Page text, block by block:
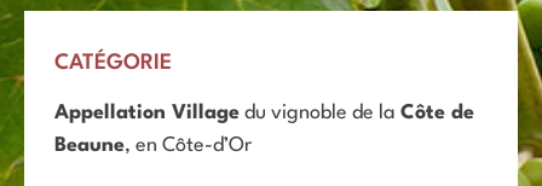
CATÉGORIE
Appellation Village du vignoble de la Côte de
Beaune, en Côte-d’Or